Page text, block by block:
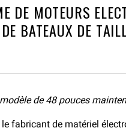
DE MOTEURS
BATEAUX DE
de 48 pouces
le fabricant de matériel